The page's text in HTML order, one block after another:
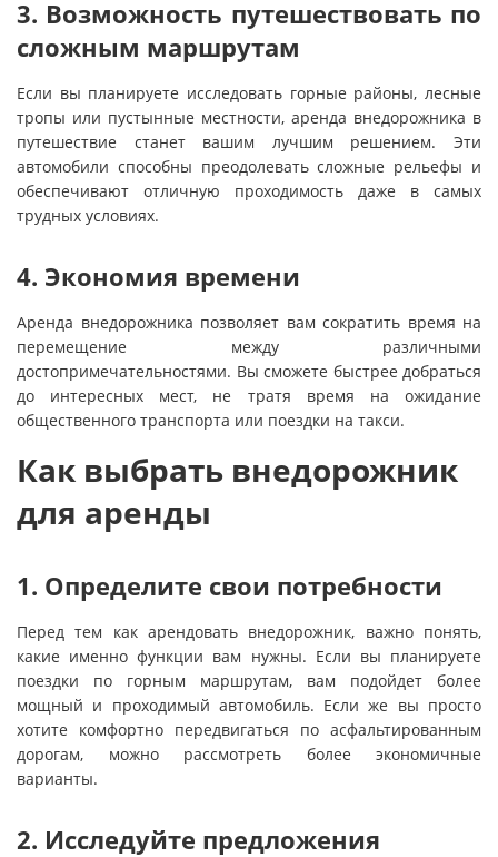
3. Возможность путешествовать по
сложным маршрутам
Если вы планируете исследовать горные районы, лесные
тропы или пустынные местности, аренда внедорожника в
путешествие станет вашим лучшим решением. Эти
автомобили способны преодолевать сложные рельефы и
обеспечивают отличную проходимость даже в самых
трудных условиях.
4. Экономия времени
Аренда внедорожника позволяет вам сократить время на
перемещение между различными
достопримечательностями. Вы сможете быстрее добраться
до интересных мест, не тратя время на ожидание
общественного транспорта или поездки на такси.
Как выбрать внедорожник
для аренды
1. Определите свои потребности
Перед тем как арендовать внедорожник, важно понять,
какие именно функции вам нужны. Если вы планируете
поездки по горным маршрутам, вам подойдет более
мощный и проходимый автомобиль. Если же вы просто
хотите комфортно передвигаться по асфальтированным
дорогам, можно рассмотреть более экономичные
варианты.
2. Исследуйте предложения